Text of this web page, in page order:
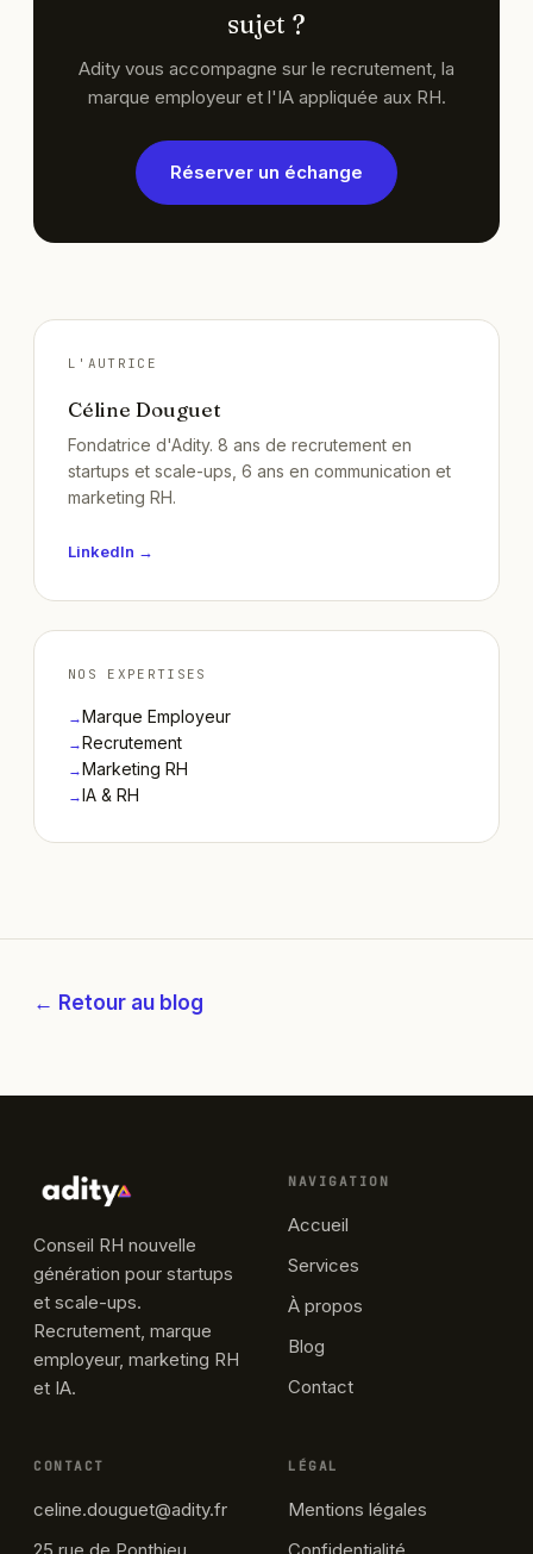
sujet ?
Adity vous accompagne sur le recrutement, la
marque employeur et l'IA appliquée aux RH.
Réserver un échange
L'AUTRICE
Céline Douguet
Fondatrice d'Adity. 8 ans de recrutement en
startups et scale-ups, 6 ans en communication et
marketing RH.
LinkedIn →
NOS EXPERTISES
→Marque Employeur
→Recrutement
→Marketing RH
→IA & RH
← Retour au blog
Conseil RH nouvelle
génération pour startups
et scale-ups.
Recrutement, marque
employeur, marketing RH
et IA.
NAVIGATION
Accueil
Services
À propos
Blog
Contact
CONTACT
celine.douguet@adity.fr
LÉGAL
Mentions légales